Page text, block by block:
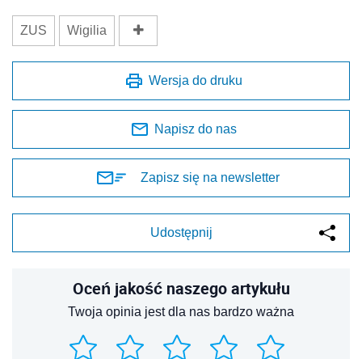
ZUS Wigilia
Wersja do druku
Napisz do nas
Zapisz się na newsletter
Udostępnij
Oceń jakość naszego artykułu
Twoja opinia jest dla nas bardzo ważna